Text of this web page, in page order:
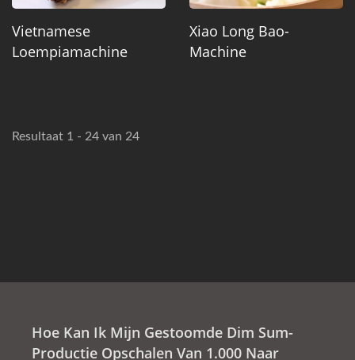
Vietnamese
Loempiamachine
Xiao Long Bao-
Machine
Resultaat 1 - 24 van 24
Hoe Kan Ik Mijn Gestoomde Dim Sum-
Productie Opschalen Van 1.000 Naar